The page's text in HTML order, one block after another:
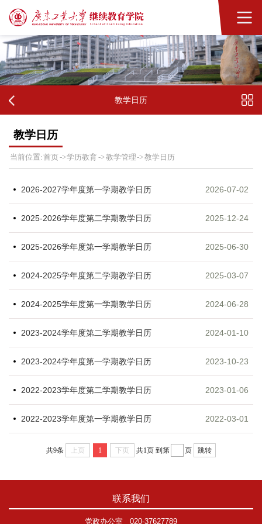
教学日历
教学日历
当前位置:首页->学历教育->教学管理->教学日历
2026-2027学年度第一学期教学日历 2026-07-02
2025-2026学年度第二学期教学日历 2025-12-24
2025-2026学年度第一学期教学日历 2025-06-30
2024-2025学年度第二学期教学日历 2025-03-07
2024-2025学年度第一学期教学日历 2024-06-28
2023-2024学年度第二学期教学日历 2024-01-10
2023-2024学年度第一学期教学日历 2023-10-23
2022-2023学年度第二学期教学日历 2023-01-06
2022-2023学年度第一学期教学日历 2022-03-01
共9条 上页 1 下页 共1页 到第 页 跳转
联系我们
党政办公室 020-37627789